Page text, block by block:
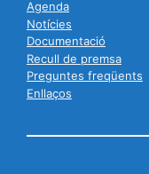
Agenda
Notícies
Documentació
Recull de premsa
Preguntes freqüents
Enllaços